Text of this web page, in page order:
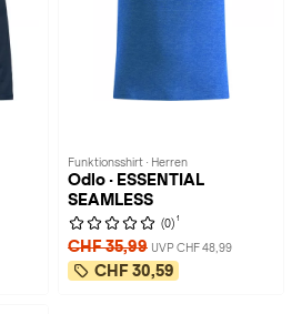
Funktionsshirt · Herren
Odlo · ESSENTIAL
SEAMLESS
(0) 1
CHF 35,99 UVP CHF 48,99
CHF 30,59